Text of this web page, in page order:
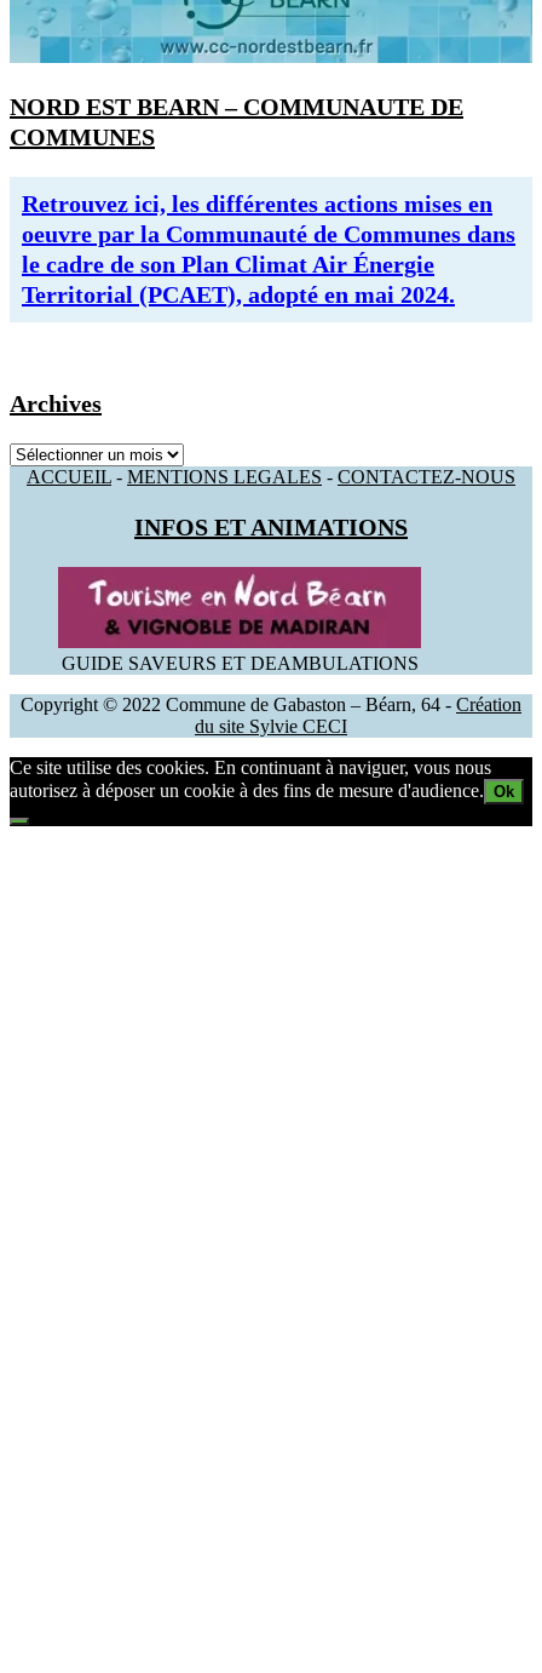
NORD EST BEARN – COMMUNAUTE DE
COMMUNES
Retrouvez ici, les différentes actions mises en
oeuvre par la Communauté de Communes dans
le cadre de son Plan Climat Air Énergie
Territorial (PCAET), adopté en mai 2024.
Archives
Archives
ACCUEIL - MENTIONS LEGALES - CONTACTEZ-NOUS
INFOS ET ANIMATIONS
GUIDE SAVEURS ET DEAMBULATIONS
Copyright © 2022 Commune de Gabaston – Béarn, 64 - Création
du site Sylvie CECI
Ce site utilise des cookies. En continuant à naviguer, vous nous
autorisez à déposer un cookie à des fins de mesure d'audience. Ok